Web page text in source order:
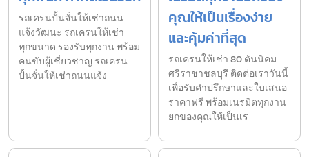
รถเครนปั้นจั่นให้เช่าถนน
แจ้งวัฒนะ รถเครนให้เช่า
ทุกขนาด รองรับทุกงาน พร้อม
คนขับผู้เชี่ยวชาญ รถเครน
ปั้นจั่นให้เช่าถนนแจ้ง
คุณให้เป็นเรื่องง่าย
และคุ้มค่าที่สุด
รถเครนให้เช่า 80 ตันนิคม
ศรีราชาชลบุรี ติดต่อเราวันนี้
เพื่อรับคำปรึกษาและใบเสนอ
ราคาฟรี พร้อมเนรมิตทุกงาน
ยกของคุณให้เป็นเร